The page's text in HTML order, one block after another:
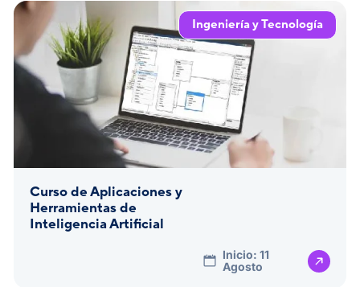
Ingeniería y Tecnología
Curso de Aplicaciones y
Herramientas de
Inteligencia Artificial
Inicio: 11
Agosto